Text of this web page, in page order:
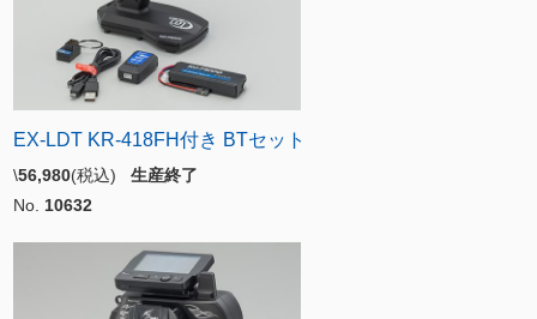
EX-LDT KR-418FH付き BTセット
\56,980(税込) 生産終了
No. 10632